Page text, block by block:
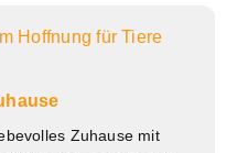
Zuhause mit